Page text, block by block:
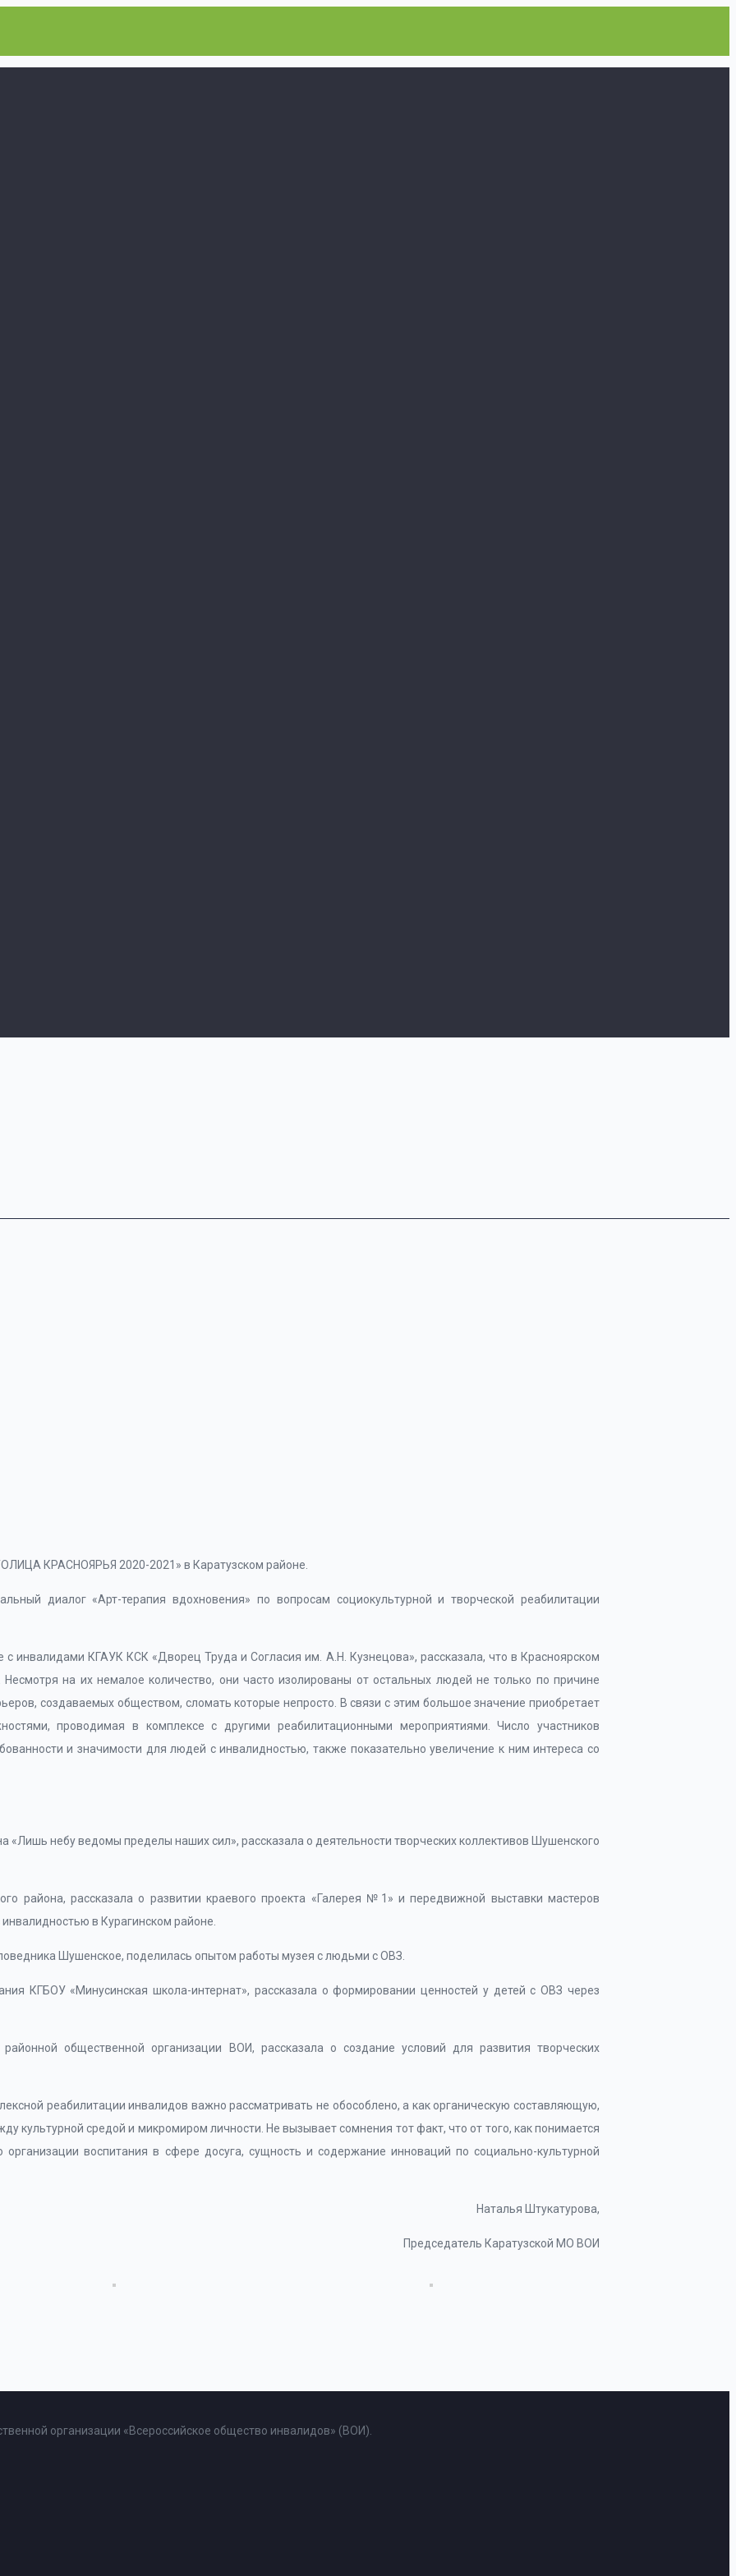
КРАСНОЯРЬЯ 2020-2021» в Каратузском районе.
диалог «Арт-терапия вдохновения» по вопросам социокультурной и творческой реабилитации
инвалидами КГАУК КСК «Дворец Труда и Согласия им. А.Н. Кузнецова», рассказала, что в Красноярском
на их немалое количество, они часто изолированы от остальных людей не только по причине
создаваемых обществом, сломать которые непросто. В связи с этим большое значение приобретает
проводимая в комплексе с другими реабилитационными мероприятиями. Число участников
и значимости для людей с инвалидностью, также показательно увеличение к ним интереса со
небу ведомы пределы наших сил», рассказала о деятельности творческих коллективов Шушенского
района, рассказала о развитии краевого проекта «Галерея №1» и передвижной выставки мастеров
в Курагинском районе.
Шушенское, поделилась опытом работы музея с людьми с ОВЗ.
КГБОУ «Минусинская школа-интернат», рассказала о формировании ценностей у детей с ОВЗ через
общественной организации ВОИ, рассказала о создание условий для развития творческих
реабилитации инвалидов важно рассматривать не обособлено, а как органическую составляющую,
культурной средой и микромиром личности. Не вызывает сомнения тот факт, что от того, как понимается
организации воспитания в сфере досуга, сущность и содержание инноваций по социально-культурной
Наталья Штукатурова,
Председатель Каратузской МО ВОИ
организации «Всероссийское общество инвалидов» (ВОИ).